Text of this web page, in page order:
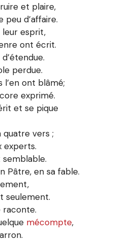
et plaire,
d’affaire.
leur esprit,
ont écrit.
perdue.
l’en ont blâmé;
exprimé.
et se pique
vers ;
experts.
semblable.
Pâtre, en sa fable.
seulement.
raconte.
mécompte,